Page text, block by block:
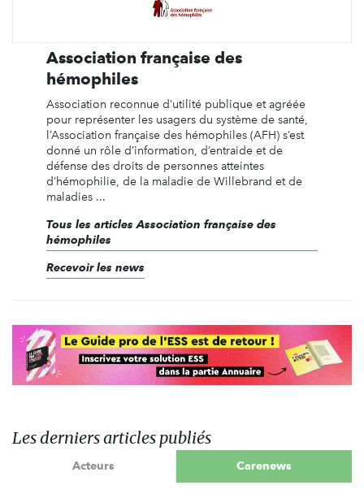
Association française des
hémophiles
Association reconnue d’utilité publique et agréée
pour représenter les usagers du système de santé,
l’Association française des hémophiles (AFH) s’est
donné un rôle d’information, d’entraide et de
défense des droits de personnes atteintes
d’hémophilie, de la maladie de Willebrand et de
maladies ...
Tous les articles Association française des
hémophiles
Recevoir les news
Les derniers articles publiés
Acteurs Carenews